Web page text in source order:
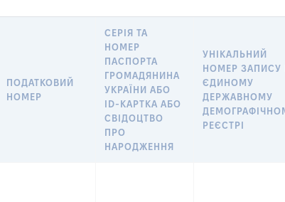
ПОДАТКОВИЙ
НОМЕР
СЕРІЯ ТА
НОМЕР
ПАСПОРТА
ГРОМАДЯНИНА
УКРАЇНИ АБО
ID-КАРТКА АБО
СВІДОЦТВО
ПРО
НАРОДЖЕННЯ
УНІКАЛЬНИЙ
НОМЕР ЗАПИСУ
ЄДИНОМУ
ДЕРЖАВНОМУ
РЕЄСТРІ